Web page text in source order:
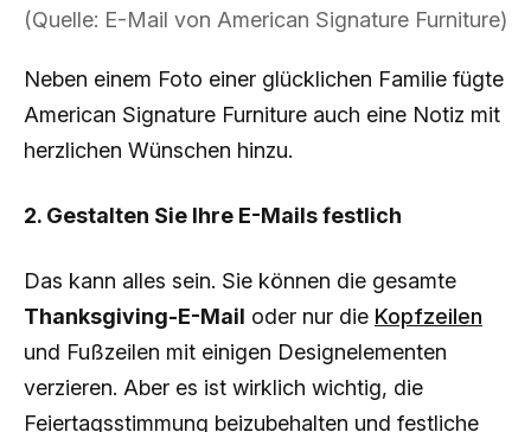
(Quelle: E-Mail von American Signature Furniture)
Neben einem Foto einer glücklichen Familie fügte
American Signature Furniture auch eine Notiz mit
herzlichen Wünschen hinzu.
2. Gestalten Sie Ihre E-Mails festlich
Das kann alles sein. Sie können die gesamte
Thanksgiving-E-Mail oder nur die Kopfzeilen
und Fußzeilen mit einigen Designelementen
verzieren. Aber es ist wirklich wichtig, die
Feiertagsstimmung beizubehalten und festliche